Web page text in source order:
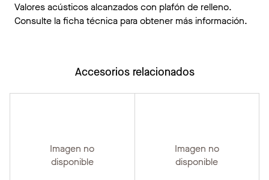
Valores acústicos alcanzados con plafón de relleno.
Consulte la ficha técnica para obtener más información.
Accesorios relacionados
Imagen no
disponible
Imagen no
disponible